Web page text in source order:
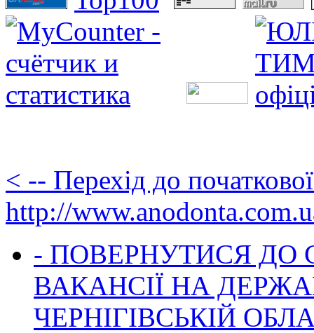
< -- Перехід до
http://
- ПОВЕРНУТИСЯ ДО
ВАКАНСІЇ НА
ЧЕРНІГІВСЬКІЙ